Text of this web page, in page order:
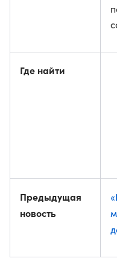
Где найти
Предыдущая
новость